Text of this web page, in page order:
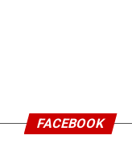
FACEBOOK